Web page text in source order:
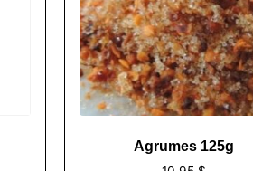
Agrumes 125g